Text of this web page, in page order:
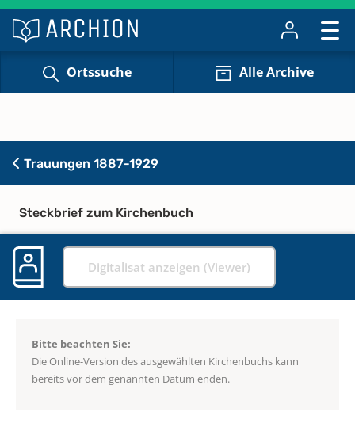
Ortssuche Alle Archive
Trauungen 1887-1929
Steckbrief zum Kirchenbuch
Digitalisat anzeigen (Viewer)
Bitte beachten Sie:
Die Online-Version des ausgewählten Kirchenbuchs kann
bereits vor dem genannten Datum enden.